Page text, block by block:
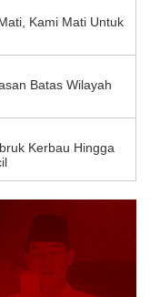
Kami Mati Untuk
Batas Wilayah
Kerbau Hingga